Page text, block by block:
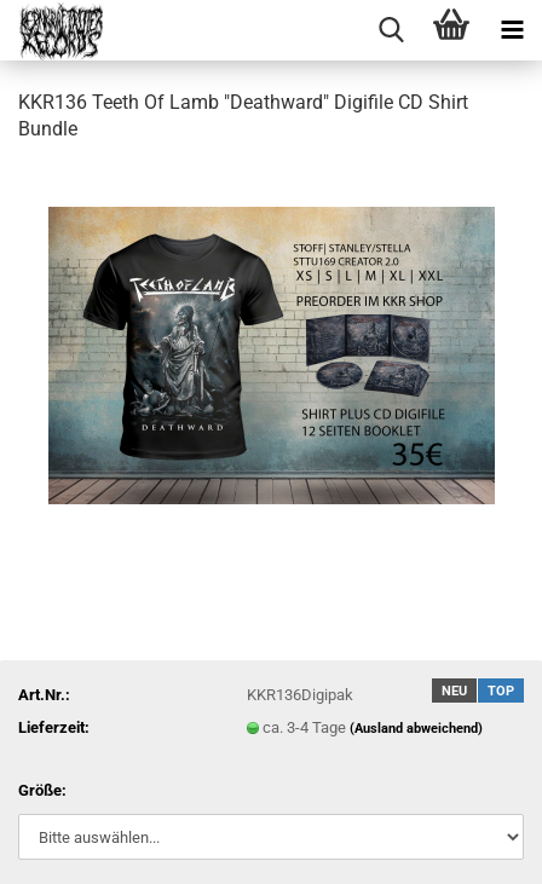
KKR136 Teeth Of Lamb "Deathward" Digifile CD Shirt
Bundle
NEU TOP
Art.Nr.:
KKR136Digipak
Lieferzeit:
ca. 3-4 Tage(Ausland abweichend)
Größe: